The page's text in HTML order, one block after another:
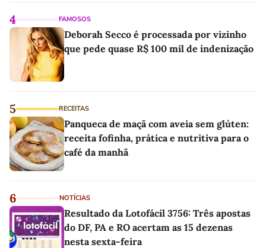
4 FAMOSOS
Deborah Secco é processada por vizinho
que pede quase R$ 100 mil de indenização
5 RECEITAS
Panqueca de maçã com aveia sem glúten:
receita fofinha, prática e nutritiva para o
café da manhã
6 NOTÍCIAS
Resultado da Lotofácil 3756: Três apostas
do DF, PA e RO acertam as 15 dezenas
nesta sexta-feira